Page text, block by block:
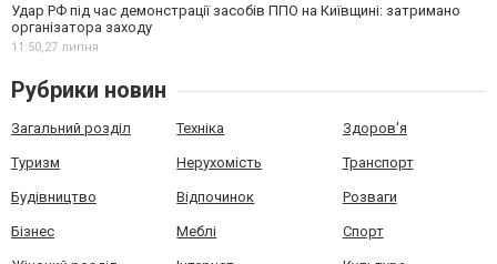
Удар РФ під час демонстрації засобів ППО на Київщині: затримано
організатора заходу
11:50, 27 липня
Рубрики новин
Загальний розділ Техніка Здоров'я
Туризм Нерухомість Транспорт
Будівництво Відпочинок Розваги
Бізнес Меблі Спорт